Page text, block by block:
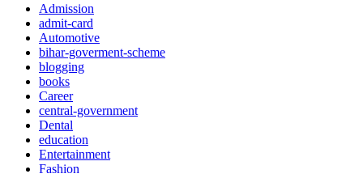
Admission
admit-card
Automotive
bihar-goverment-scheme
blogging
books
Career
central-government
Dental
education
Entertainment
Fashion